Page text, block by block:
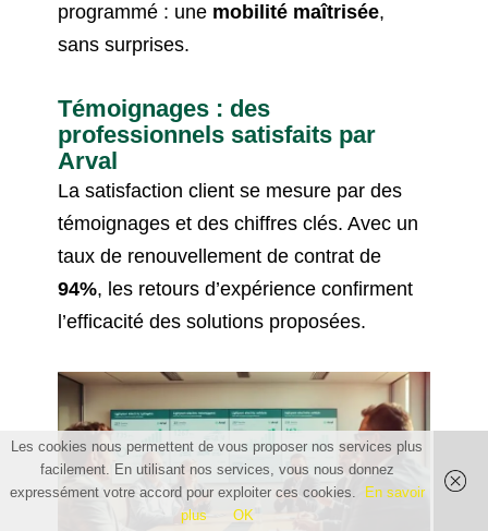
programmé : une mobilité maîtrisée,
sans surprises.
Témoignages : des
professionnels satisfaits par
Arval
La satisfaction client se mesure par des
témoignages et des chiffres clés. Avec un
taux de renouvellement de contrat de
94%, les retours d’expérience confirment
l’efficacité des solutions proposées.
Les cookies nous permettent de vous proposer nos services plus
facilement. En utilisant nos services, vous nous donnez
expressément votre accord pour exploiter ces cookies.
En savoir
plus
OK